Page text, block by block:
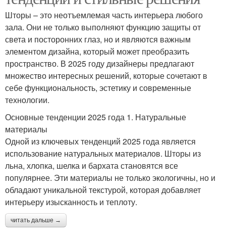
Шторы – это неотъемлемая часть интерьера любого
зала. Они не только выполняют функцию защиты от
света и посторонних глаз, но и являются важным
элементом дизайна, который может преобразить
пространство. В 2025 году дизайнеры предлагают
множество интересных решений, которые сочетают в
себе функциональность, эстетику и современные
технологии.
Основные тенденции 2025 года 1. Натуральные
материалы
Одной из ключевых тенденций 2025 года является
использование натуральных материалов. Шторы из
льна, хлопка, шелка и бархата становятся все
популярнее. Эти материалы не только экологичны, но и
обладают уникальной текстурой, которая добавляет
интерьеру изысканность и теплоту.
читать дальше →